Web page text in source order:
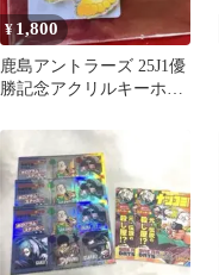
¥ 1,800
鹿島アントラーズ 25J1優
勝記念アクリルキーホル